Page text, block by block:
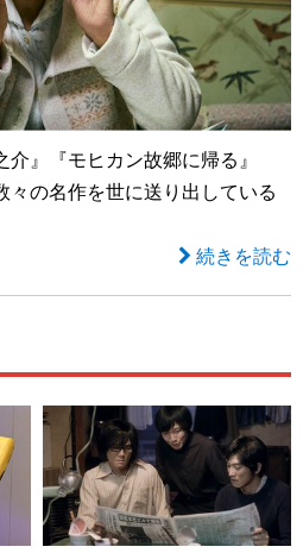
介』『モヒカン故郷に帰る』
々の名作を世に送り出している
続きを読む